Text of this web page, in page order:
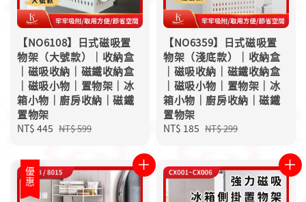
【NO6108】日式磁吸置
物架（大號款）｜收納盒
｜磁吸收納｜磁鐵收納盒
｜磁吸小物｜置物架｜冰
箱小物｜廚房收納｜磁鐵
置物架
Sale
NT$ 445 Regular
NT$ 599
【NO6359】日式磁吸置
物架（淺底款）｜收納盒
｜磁吸收納｜磁鐵收納盒
｜磁吸小物｜置物架｜冰
箱小物｜廚房收納｜磁鐵
置物架
Sale
NT$ 185 Regular
NT$ 299
優惠